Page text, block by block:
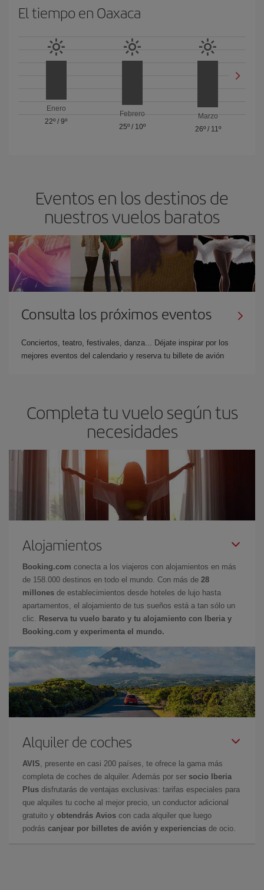
El tiempo en Oaxaca
Enero
22º /9º
Febrero
25º/ 10º
Marzo
26º/ 11º
Eventos en los destinos de
nuestros vuelos baratos
Consulta los próximos eventos
Conciertos, teatro, festivales, danza... Déjate inspirar por los
mejores eventos del calendario y reserva tu billete de avión
Completa tu vuelo según tus
necesidades
Alojamientos
Booking.com conecta a los viajeros con alojamientos en más
de 158.000 destinos en todo el mundo. Con más de 28
millones de establecimientos desde hoteles de lujo hasta
apartamentos, el alojamiento de tus sueños está a tan sólo un
clic.
Reserva tu vuelo barato y tu alojamiento con Iberia y
Booking.com y experimenta el mundo.
Alquiler de coches
AVIS , presente en casi 200 países, te ofrece la gama más
completa de coches de alquiler. Además por ser socio Iberia
Plus disfrutarás de ventajas exclusivas: tarifas especiales para
que alquiles tu coche al mejor precio, un conductor adicional
gratuito y obtendrás Avios con cada alquiler que luego
podrás canjear por billetes de avión y experiencias de ocio.